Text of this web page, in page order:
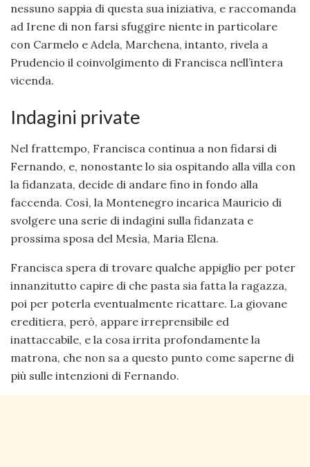
nessuno sappia di questa sua iniziativa, e raccomanda
ad Irene di non farsi sfuggire niente in particolare
con Carmelo e Adela, Marchena, intanto, rivela a
Prudencio il coinvolgimento di Francisca nell’intera
vicenda.
Indagini private
Nel frattempo, Francisca continua a non fidarsi di
Fernando, e, nonostante lo sia ospitando alla villa con
la fidanzata, decide di andare fino in fondo alla
faccenda. Così, la Montenegro incarica Mauricio di
svolgere una serie di indagini sulla fidanzata e
prossima sposa del Mesìa, Maria Elena.
Francisca spera di trovare qualche appiglio per poter
innanzitutto capire di che pasta sia fatta la ragazza,
poi per poterla eventualmente ricattare. La giovane
ereditiera, però, appare irreprensibile ed
inattaccabile, e la cosa irrita profondamente la
matrona, che non sa a questo punto come saperne di
più sulle intenzioni di Fernando.